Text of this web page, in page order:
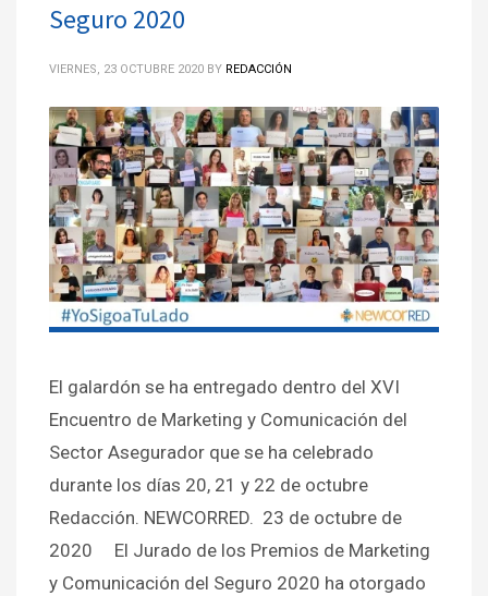
Seguro 2020
VIERNES, 23 OCTUBRE 2020 BY REDACCIÓN
El galardón se ha entregado dentro del XVI
Encuentro de Marketing y Comunicación del
Sector Asegurador que se ha celebrado
durante los días 20, 21 y 22 de octubre
Redacción. NEWCORRED. 23 de octubre de
2020 El Jurado de los Premios de Marketing
y Comunicación del Seguro 2020 ha otorgado